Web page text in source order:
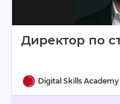
Директор по
Digital Skills Academy